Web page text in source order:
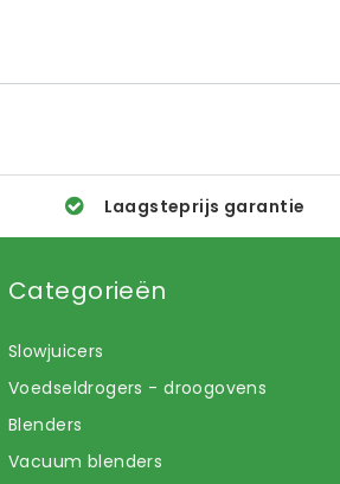
Laagsteprijs garantie
Categorieën
Slowjuicers
Voedseldrogers - droogovens
Blenders
Vacuum blenders